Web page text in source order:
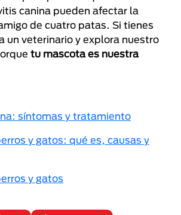
canina pueden afectar la
de cuatro patas. Si tienes
un veterinario y explora nuestro
tu mascota es nuestra
síntomas y tratamiento
y gatos: qué es, causas y
y gatos